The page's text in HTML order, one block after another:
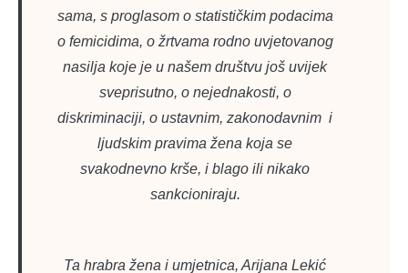
sama, s proglasom o statističkim podacima
o femicidima, o žrtvama rodno uvjetovanog
nasilja koje je u našem društvu još uvijek
sveprisutno, o nejednakosti, o
diskriminaciji, o ustavnim, zakonodavnim i
ljudskim pravima žena koja se
svakodnevno krše, i blago ili nikako
sankcioniraju.
Ta hrabra žena i umjetnica, Arijana Lekić